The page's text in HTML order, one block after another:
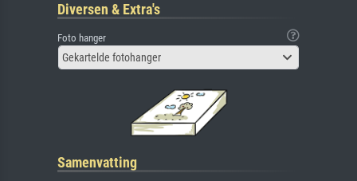
Diversen & Extra's
Foto hanger
Gekartelde fotohanger
Samenvatting